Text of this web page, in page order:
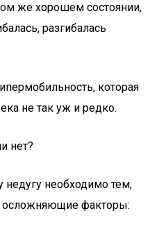
же хорошем состоянии,
разгибалась
которая
не так уж и редко.
нет?
недугу необходимо тем,
осложняющие факторы: